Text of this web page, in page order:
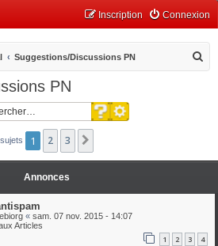
Connexion
Inscription
Suggestions/Discussions PN
PN
Rechercher
Recherche avancée
1 2 3
Annonces
« sam. 07 nov. 2015 - 14:07
Articles
1 2 3 4